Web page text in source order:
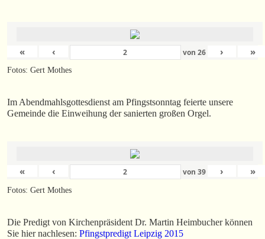
« ‹ von 26 › »
Fotos: Gert Mothes
Im Abendmahlsgottesdienst am Pfingstsonntag feierte unsere
Gemeinde die Einweihung der sanierten großen Orgel.
« ‹ von 39 › »
Fotos: Gert Mothes
Die Predigt von Kirchenpräsident Dr. Martin Heimbucher können
Sie hier nachlesen: Pfingstpredigt Leipzig 2015